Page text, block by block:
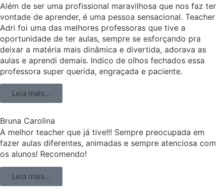
Além de ser uma profissional maravilhosa que nos faz ter
vontade de aprender, é uma pessoa sensacional. Teacher
Adri foi uma das melhores professoras que tive a
oportunidade de ter aulas, sempre se esforçando pra
deixar a matéria mais dinâmica e divertida, adorava as
aulas e aprendi demais. Indico de olhos fechados essa
professora super querida, engraçada e paciente.
Leia mais...
Bruna Carolina
A melhor teacher que já tive!!! Sempre preocupada em
fazer aulas diferentes, animadas e sempre atenciosa com
os alunos! Recomendo!
Leia mais...